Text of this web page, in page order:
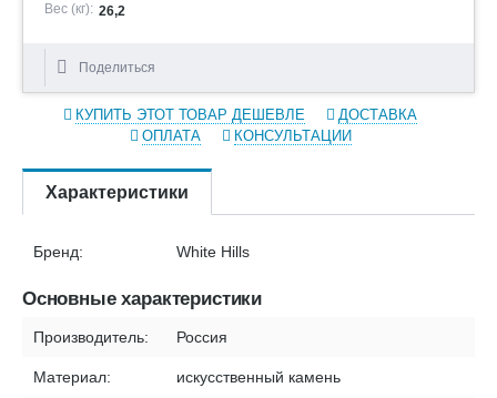
Вес (кг): 26,2
Поделиться
КУПИТЬ ЭТОТ ТОВАР ДЕШЕВЛЕ
ДОСТАВКА
ОПЛАТА
КОНСУЛЬТАЦИИ
Характеристики
Бренд: White Hills
Основные характеристики
Производитель: Россия
Материал: искусственный камень